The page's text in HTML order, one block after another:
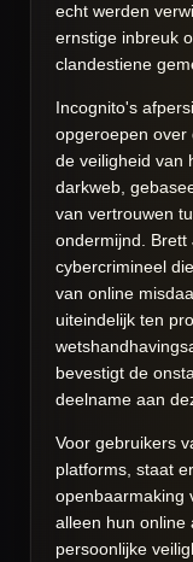
echt werden
ernstige inbreuk
clandestiene
Incognito's
opgeroepen over
de veiligheid van
darkweb,
van vertrouwen
ondermijnd. Brett
cybercrimineel
van online
uiteindelijk ten
bevestigt de
deelname aan
Voor gebruikers
platforms, staat
openbaarmaking
alleen hun online
persoonlijke